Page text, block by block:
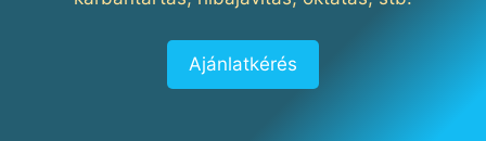
Ajánlatkérés